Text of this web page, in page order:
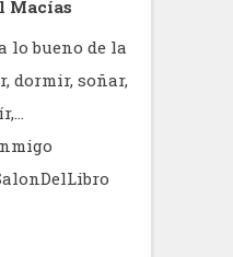
Macías
lo bueno de la
dormir, soñar,